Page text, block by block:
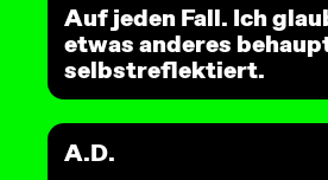
Auf jeden Fall. Ich
etwas anderes
selbstreflektiert.
A.D.